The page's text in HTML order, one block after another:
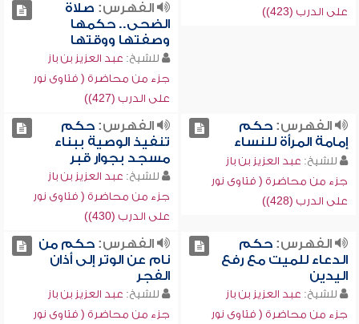
على الدرب (423))
الفهرس: صلاة
الضحى.. حكمها
وصفتها ووقتها
للشيخ: عبد العزيز بن باز
جزء من محاضرة ( فتاوى نور
على الدرب (427))
الفهرس:حكم
إمامة المرأة للنساء
للشيخ: عبد العزيز بن باز
جزء من محاضرة ( فتاوى نور
على الدرب (428))
الفهرس:حكم
تنفيذ الوصية ببناء
مسجد بجوار قبر
للشيخ: عبد العزيز بن باز
جزء من محاضرة ( فتاوى نور
على الدرب (430))
الفهرس:حكم
الدعاء للميت مع رفع
اليدين
للشيخ: عبد العزيز بن باز
جزء من محاضرة ( فتاوى نور
الفهرس:حكم من
نام عن الوتر إلى أذان
الفجر
للشيخ: عبد العزيز بن باز
جزء من محاضرة ( فتاوى نور